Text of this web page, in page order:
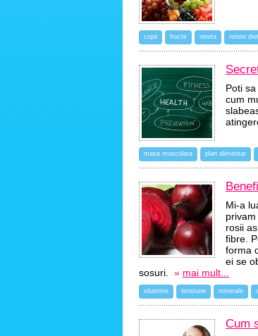
copii fructe reteta retete
Poti
cum
masa musculara plan alimentar
Mi-a
rosii
fibre.
forma
ei se
sosuri. » mai mult...
vitamine tensiune minerale
Cum